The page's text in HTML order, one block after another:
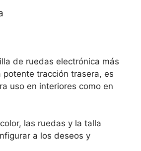
de ruedas electrónica más
potente tracción trasera, es
uso en interiores como en
las ruedas y la talla
a los deseos y